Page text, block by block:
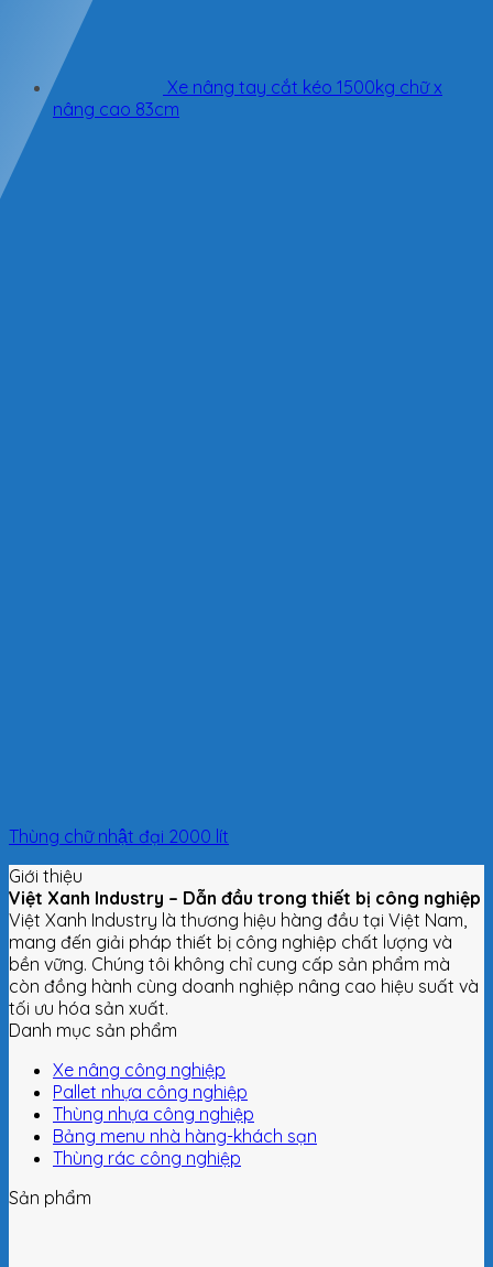
Xe nâng tay cắt kéo 1500kg chữ x
nâng cao 83cm
Thùng chữ nhật đại 2000 lít
Giới thiệu
Việt Xanh Industry – Dẫn đầu trong thiết bị công nghiệp
Việt Xanh Industry là thương hiệu hàng đầu tại Việt Nam,
mang đến giải pháp thiết bị công nghiệp chất lượng và
bền vững. Chúng tôi không chỉ cung cấp sản phẩm mà
còn đồng hành cùng doanh nghiệp nâng cao hiệu suất và
tối ưu hóa sản xuất.
Danh mục sản phẩm
Xe nâng công nghiệp
Pallet nhựa công nghiệp
Thùng nhựa công nghiệp
Bảng menu nhà hàng-khách sạn
Thùng rác công nghiệp
Sản phẩm